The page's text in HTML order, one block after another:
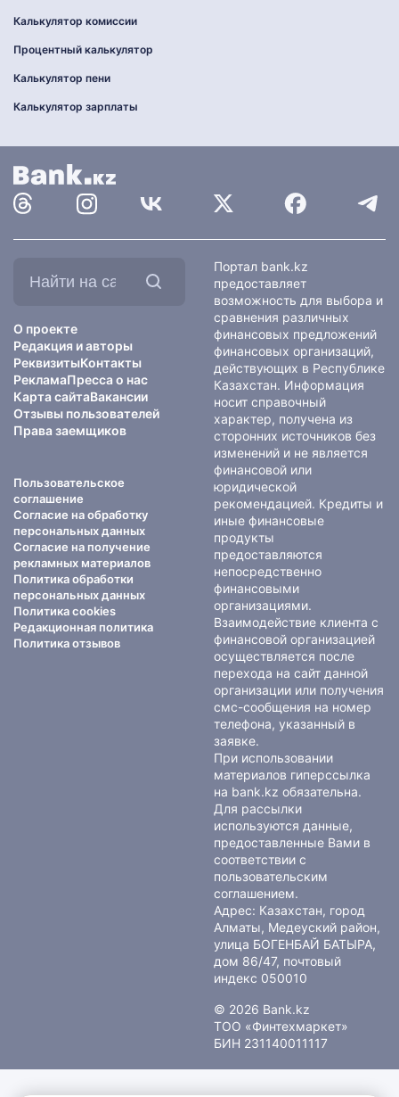
Калькулятор комиссии
Процентный калькулятор
Калькулятор пени
Калькулятор зарплаты
О проекте
Редакция и авторы
РеквизитыКонтакты
РекламаПресса о нас
Карта сайтаВакансии
Отзывы пользователей
Права заемщиков
Пользовательское
соглашение
Согласие на обработку
персональных данных
Согласие на получение
рекламных материалов
Политика обработки
персональных данных
Политика cookies
Редакционная политика
Политика отзывов
Портал bank.kz
предоставляет
возможность для выбора и
сравнения различных
финансовых предложений
финансовых организаций,
действующих в Республике
Казахстан. Информация
носит справочный
характер, получена из
сторонних источников без
изменений и не является
финансовой или
юридической
рекомендацией. Кредиты и
иные финансовые
продукты
предоставляются
непосредственно
финансовыми
организациями.
Взаимодействие клиента с
финансовой организацией
осуществляется после
перехода на сайт данной
организации или получения
смс-сообщения на номер
телефона, указанный в
заявке.
При использовании
материалов гиперссылка
на bank.kz обязательна.
Для рассылки
используются данные,
предоставленные Вами в
соответствии с
пользовательским
соглашением.
Адрес: Казахстан, город
Алматы, Медеуский район,
улица БОГЕНБАЙ БАТЫРА,
дом 86/47, почтовый
индекс 050010
© 2026 Bank.kz
ТОО «Финтехмаркет»
БИН 231140011117